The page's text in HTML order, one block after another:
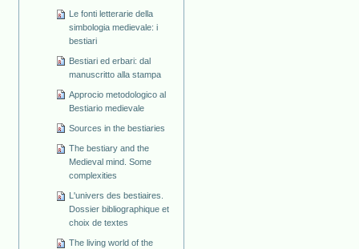
Le fonti letterarie della
simbologia medievale: i
bestiari
Bestiari ed erbari: dal
manuscritto alla stampa
Approcio metodologico al
Bestiario medievale
Sources in the bestiaries
The bestiary and the
Medieval mind. Some
complexities
L'univers des bestiaires.
Dossier bibliographique et
choix de textes
The living world of the